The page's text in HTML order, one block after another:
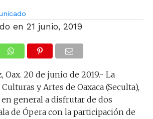
en 21 junio, 2019
Oax. 20 de junio de 2019.- La
y Artes de Oaxaca (Seculta),
general a disfrutar de dos
de Ópera con la participación de